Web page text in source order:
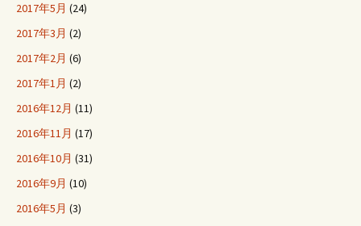
2017年5月 (24)
2017年3月 (2)
2017年2月 (6)
2017年1月 (2)
2016年12月 (11)
2016年11月 (17)
2016年10月 (31)
2016年9月 (10)
2016年5月 (3)